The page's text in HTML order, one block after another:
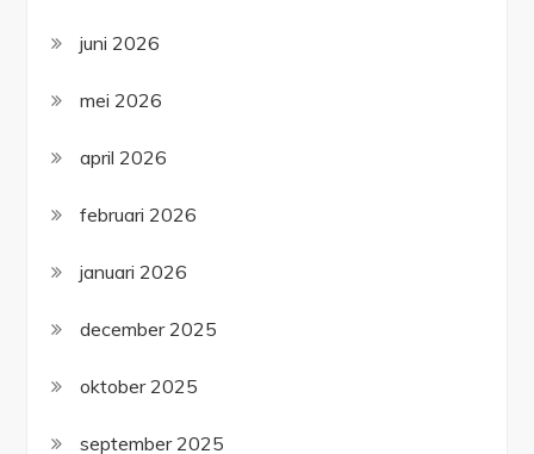
juni 2026
mei 2026
april 2026
februari 2026
januari 2026
december 2025
oktober 2025
september 2025